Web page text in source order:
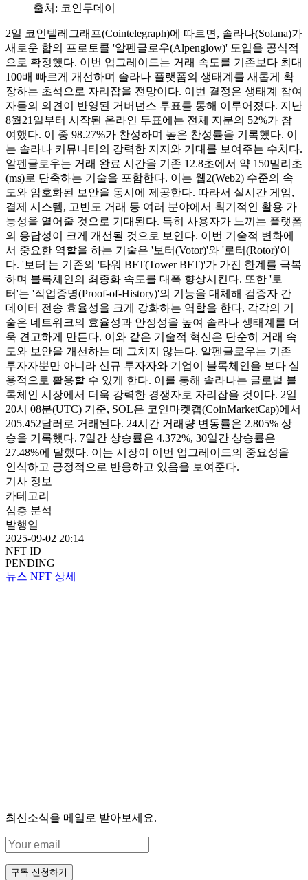
출처: 코인투데이
2일 코인텔레그래프(Cointelegraph)에 따르면, 솔라나(Solana)가
새로운 합의 프로토콜 '알펜글로우(Alpenglow)' 도입을 공식적
으로 확정했다. 이번 업그레이드는 거래 속도를 기존보다 최대
100배 빠르게 개선하며 솔라나 플랫폼의 생태계를 새롭게 확
장하는 초석으로 자리잡을 전망이다. 이번 결정은 생태계 참여
자들의 의견이 반영된 거버넌스 투표를 통해 이루어졌다. 지난
8월21일부터 시작된 온라인 투표에는 전체 지분의 52%가 참
여했다. 이 중 98.27%가 찬성하며 높은 찬성률을 기록했다. 이
는 솔라나 커뮤니티의 강력한 지지와 기대를 보여주는 수치다.
알펜글로우는 거래 완료 시간을 기존 12.8초에서 약 150밀리초
(ms)로 단축하는 기술을 포함한다. 이는 웹2(Web2) 수준의 속
도와 암호화된 보안을 동시에 제공한다. 따라서 실시간 게임,
결제 시스템, 고빈도 거래 등 여러 분야에서 획기적인 활용 가
능성을 열어줄 것으로 기대된다. 특히 사용자가 느끼는 플랫폼
의 응답성이 크게 개선될 것으로 보인다. 이번 기술적 변화에
서 중요한 역할을 하는 기술은 '보터(Votor)'와 '로터(Rotor)'이
다. '보터'는 기존의 '타워 BFT(Tower BFT)'가 가진 한계를 극복
하며 블록체인의 최종화 속도를 대폭 향상시킨다. 또한 '로
터'는 '작업증명(Proof-of-History)'의 기능을 대체해 검증자 간
데이터 전송 효율성을 크게 강화하는 역할을 한다. 각각의 기
술은 네트워크의 효율성과 안정성을 높여 솔라나 생태계를 더
욱 견고하게 만든다. 이와 같은 기술적 혁신은 단순히 거래 속
도와 보안을 개선하는 데 그치지 않는다. 알펜글로우는 기존
투자자뿐만 아니라 신규 투자자와 기업이 블록체인을 보다 실
용적으로 활용할 수 있게 한다. 이를 통해 솔라나는 글로벌 블
록체인 시장에서 더욱 강력한 경쟁자로 자리잡을 것이다. 2일
20시 08분(UTC) 기준, SOL은 코인마켓캡(CoinMarketCap)에서
205.452달러로 거래된다. 24시간 거래량 변동률은 2.805% 상
승을 기록했다. 7일간 상승률은 4.372%, 30일간 상승률은
27.48%에 달했다. 이는 시장이 이번 업그레이드의 중요성을
인식하고 긍정적으로 반응하고 있음을 보여준다.
기사 정보
카테고리
심층 분석
발행일
2025-09-02 20:14
NFT ID
PENDING
뉴스 NFT 상세
최신소식을 메일로 받아보세요.
구독 신청하기